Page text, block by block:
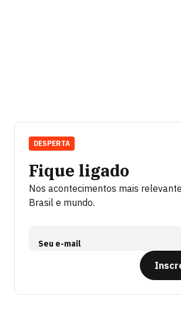
Fique ligado
Nos acontecimentos mais
Brasil e mundo.
Seu e-mail
DESPERTA